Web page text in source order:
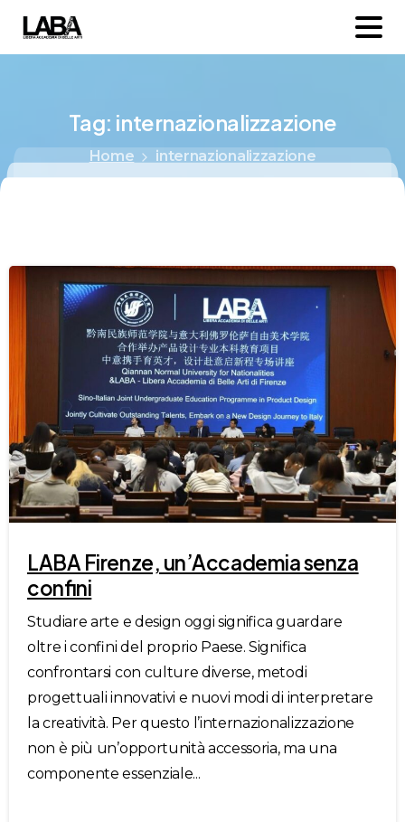
Tag: internazionalizzazione
Home internazionalizzazione
LABA Firenze, un’Accademia senza
confini
Studiare arte e design oggi significa guardare
oltre i confini del proprio Paese. Significa
confrontarsi con culture diverse, metodi
progettuali innovativi e nuovi modi di interpretare
la creatività. Per questo l’internazionalizzazione
non è più un’opportunità accessoria, ma una
componente essenziale...